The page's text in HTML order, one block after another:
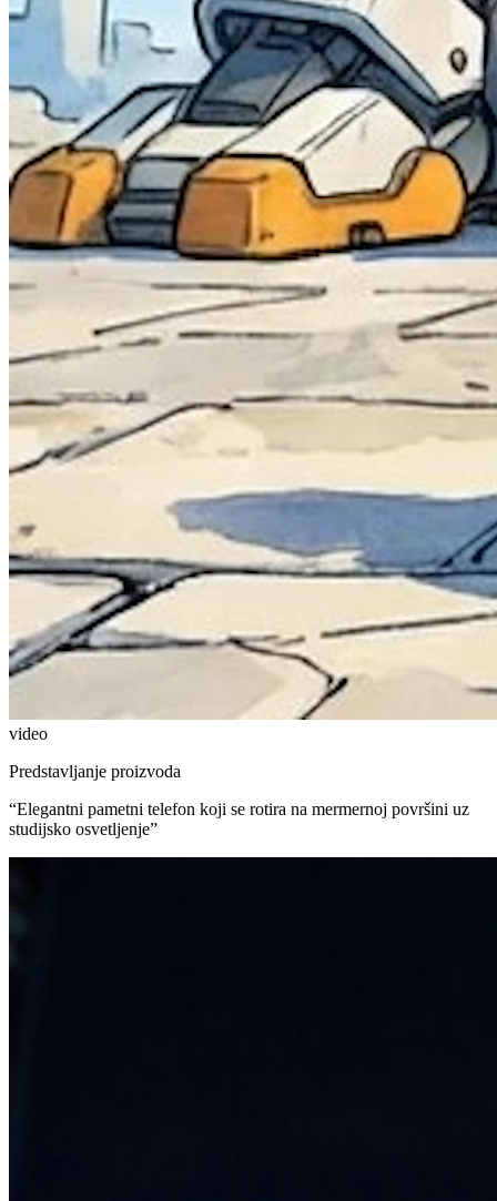
video
Predstavljanje proizvoda
“Elegantni pametni telefon koji se rotira na mermernoj površini uz
studijsko osvetljenje”